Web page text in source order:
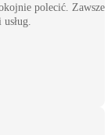
polecić. Zawsze